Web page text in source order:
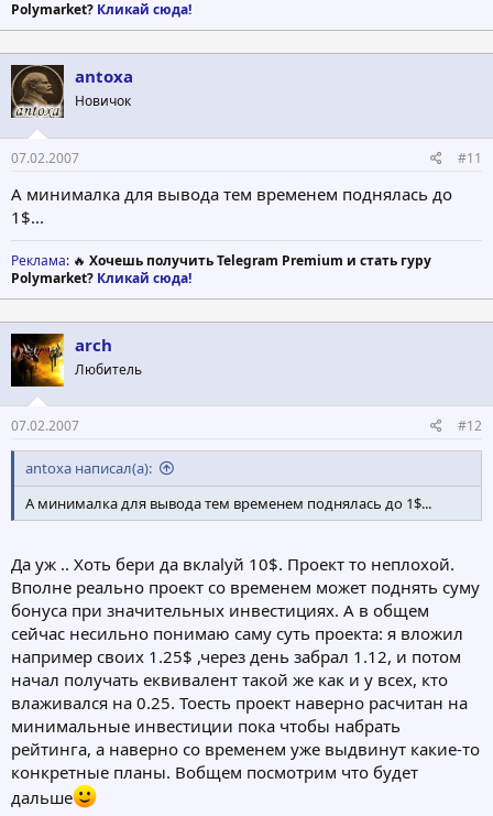
Polymarket? Кликай сюда!
antoxa
Новичок
07.02.2007 #11
А минималка для вывода тем временем поднялась до
1$...
Реклама: 🔥 Хочешь получить Telegram Premium и стать гуру
Polymarket? Кликай сюда!
arch
Любитель
07.02.2007 #12
antoxa написал(а):
А минималка для вывода тем временем поднялась до 1$...
Да уж .. Хоть бери да вклаlуй 10$. Проект то неплохой.
Вполне реально проект со временем может поднять суму
бонуса при значительных инвестициях. А в общем
сейчас несильно понимаю саму суть проекта: я вложил
например своих 1.25$ ,через день забрал 1.12, и потом
начал получать еквивалент такой же как и у всех, кто
влаживался на 0.25. Тоесть проект наверно расчитан на
минимальные инвестиции пока чтобы набрать
рейтинга, а наверно со временем уже выдвинут какие-то
конкретные планы. Вобщем посмотрим что будет
дальше